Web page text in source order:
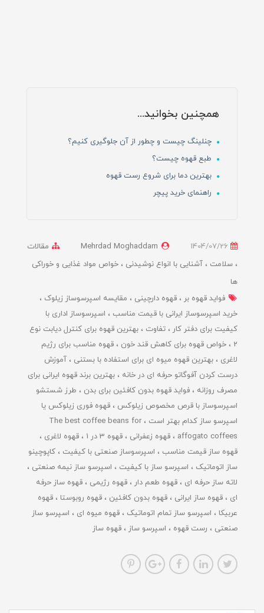
همچنین بخوانید...
چنلینگ چیست و چطور از آن جلوگیری کنیم؟
طبع قهوه چیست؟
بهترین دما برای شروع رست قهوه
راهنمای خرید پیچر
Mehrdad Moghaddam
مقالات
سلامت
آشنایی با انواع نوشیدنی
خواص مواد غذایی و خوراکی
ها
فواید قهوه بر
قهوه دارچینی
مقایسه اسپرسوساز زیلوک
خرید اسپرسوساز ایرانی با قیمت مناسب
اسپرسوساز اداری با
کیفیت برای دفتر کار
تفاوت
بهترین قهوه برای کنترل دیابت نوع
2
خواص قهوه برای کاهش قند خون
قهوه مناسب برای رژیم
لاغری
بهترین قهوه میوه ای برای استفاده با بستنی
آموزش
درست کردن آفوگاتو حرفه ای در خانه
بهترین برند قهوه ایرانی برای
مصرف روزانه
فواید قهوه بدون کافئین برای بدن
طرز شستشو
اسپرسوساز با قرص مخصوص زیلوکس
قهوه فوری زیلوکس یا
اسپرسو ساز کدام بهتر است
The best coffee beans for
affogato coffees
قهوه زعفرانی قهوه 3 در 1
قهوه لاغری
قهوه ساز قیمت مناسب
اسپرسوساز صنعتی با کیفیت
کاپوچینو
ساز اتوماتیک
اسپرسو ساز با کیفیت
اسپرسو ساز نیمه صنعتی
لاته ساز حرفه ای
قهوه طعم دار قهوه رژیمی
قهوه ساز حرفه
ای
قهوه ساز ایرانی قهوه بدون کافئین قهوه روبوستا
قهوه
عربیکا
اسپرسو ساز تمام اتوماتیک قهوه میوه ای
اسپرسو ساز
صنعتی
رست قهوه اسپرسو ساز قهوه ساز